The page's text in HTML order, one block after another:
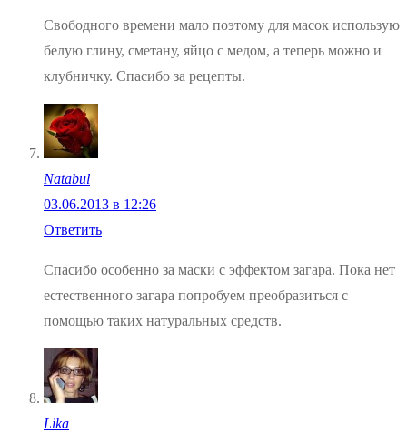
Свободного времени мало поэтому для масок использую
белую глину, сметану, яйцо с медом, а теперь можно и
клубничку. Спасибо за рецепты.
Natabul
03.06.2013 в 12:26
Ответить
Спасибо особенно за маски с эффектом загара. Пока нет
естественного загара попробуем преобразиться с
помощью таких натуральных средств.
Lika